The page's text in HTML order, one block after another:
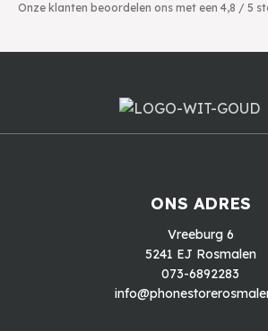
Onze klanten beoordelen ons met een 4,8 / 5
ONS ADRES
Vreeburg 6
5241 EJ Rosmalen
073-6892283